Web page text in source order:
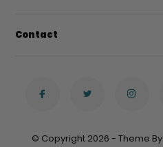
Contact
© Copyright 2026 - Theme By